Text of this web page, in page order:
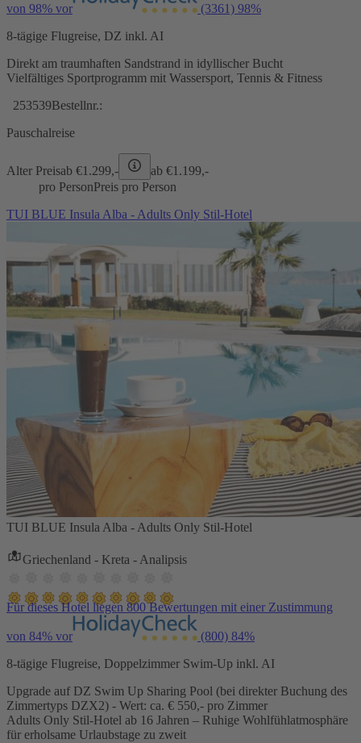
von 98% vor (3361) 98%
8-tägige Flugreise, DZ inkl. AI
Direkt am traumhaften Sandstrand in idyllischer Bucht
Vielfältiges Sportprogramm mit Wassersport, Tennis & Fitness
253539Bestellnr.:
Pauschalreise
Alter Preisab €1.299,- ab €1.199,-
pro PersonPreis pro Person
TUI BLUE Insula Alba - Adults Only Stil-Hotel
TUI BLUE Insula Alba - Adults Only Stil-Hotel
Griechenland - Kreta - Analipsis
Für dieses Hotel liegen 800 Bewertungen mit einer Zustimmung
von 84% vor (800) 84%
8-tägige Flugreise, Doppelzimmer Swim-Up inkl. AI
Upgrade auf DZ Swim Up Sharing Pool (bei direkter Buchung des
Zimmertyps DZX2) - Wert: ca. € 550,- pro Zimmer
Adults Only Stil-Hotel ab 16 Jahren – Ruhige Wohlfühlatmosphäre
für erholsame Urlaubstage zu zweit